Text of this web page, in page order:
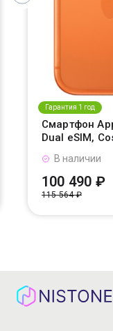
Гарантия 1 год
Смартфон
Dual eSIM,
В наличии
100 490 ₽
115 564 ₽